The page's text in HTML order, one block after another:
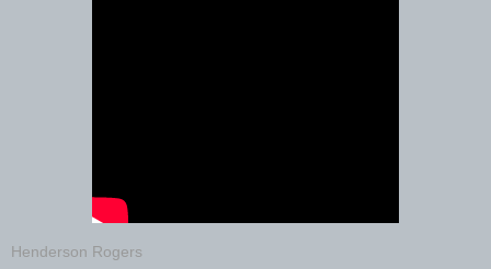
Henderson Rogers